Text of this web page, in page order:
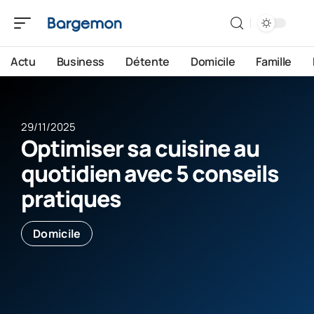
Actu Business Détente Domicile Famille
29/11/2025
Optimiser sa cuisine au
quotidien avec 5 conseils
pratiques
Domicile